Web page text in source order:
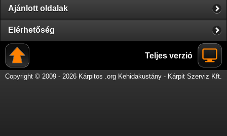
Ajánlott oldalak
Elérhetőség
Teljes verzió
Copyright © 2009 - 2026 Kárpitos .org Kehidakustány - Kárpit Szerviz Kft.